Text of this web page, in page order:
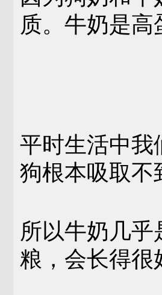
质。牛奶是
平时生活中
狗根本吸取
所以牛奶几
粮，会长得很